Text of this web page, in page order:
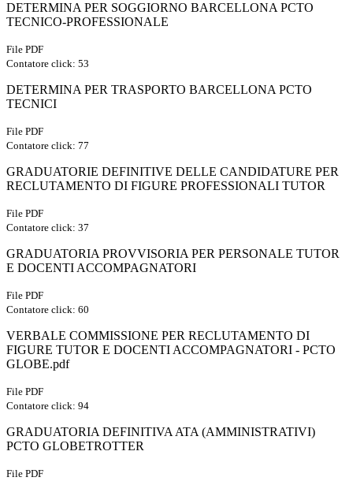
DETERMINA PER SOGGIORNO BARCELLONA PCTO
TECNICO-PROFESSIONALE
File PDF
Contatore click: 53
DETERMINA PER TRASPORTO BARCELLONA PCTO
TECNICI
File PDF
Contatore click: 77
GRADUATORIE DEFINITIVE DELLE CANDIDATURE PER
RECLUTAMENTO DI FIGURE PROFESSIONALI TUTOR
File PDF
Contatore click: 37
GRADUATORIA PROVVISORIA PER PERSONALE TUTOR
E DOCENTI ACCOMPAGNATORI
File PDF
Contatore click: 60
VERBALE COMMISSIONE PER RECLUTAMENTO DI
FIGURE TUTOR E DOCENTI ACCOMPAGNATORI - PCTO
GLOBE.pdf
File PDF
Contatore click: 94
GRADUATORIA DEFINITIVA ATA (AMMINISTRATIVI)
PCTO GLOBETROTTER
File PDF